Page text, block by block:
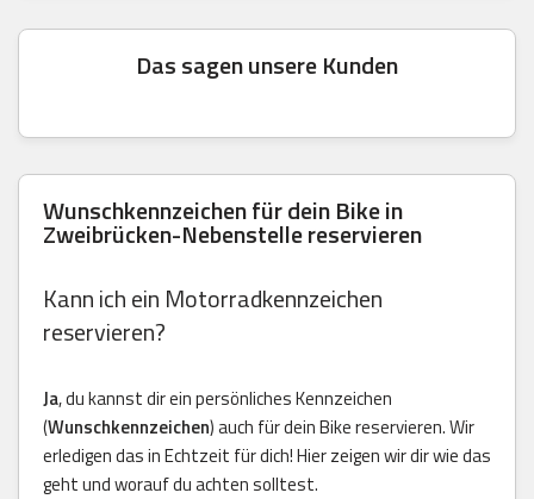
Das sagen unsere Kunden
Wunschkennzeichen für dein Bike in
Zweibrücken-Nebenstelle reservieren
Kann ich ein Motorradkennzeichen
reservieren?
Ja, du kannst dir ein persönliches Kennzeichen
(Wunschkennzeichen) auch für dein Bike reservieren. Wir
erledigen das in Echtzeit für dich! Hier zeigen wir dir wie das
geht und worauf du achten solltest.